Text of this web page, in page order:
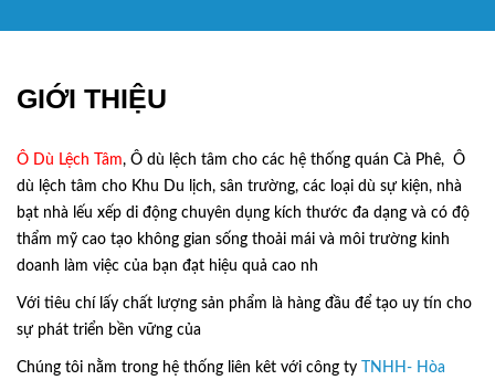
GIỚI THIỆU
Ô Dù Lệch Tâm, Ô dù lệch tâm cho các hệ thống quán Cà Phê, Ô
dù lệch tâm cho Khu Du lịch, sân trường, các loại dù sự kiện, nhà
bạt nhà lếu xếp di động chuyên dụng kích thước đa dạng và có độ
thẩm mỹ cao tạo không gian sống thoải mái và môi trường kinh
doanh làm việc của bạn đạt hiệu quả cao nh
Với tiêu chí lấy chất lượng sản phẩm là hàng đầu để tạo uy tín cho
sự phát triển bền vững của
Chúng tôi nằm trong hệ thống liên kêt với công ty TNHH- Hòa